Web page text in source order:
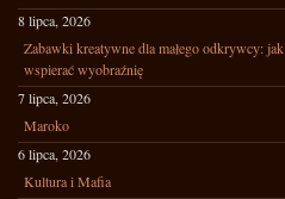
8 lipca, 2026
Zabawki kreatywne dla małego odkrywcy: jak
wspierać wyobraźnię
7 lipca, 2026
Maroko
6 lipca, 2026
Kultura i Mafia